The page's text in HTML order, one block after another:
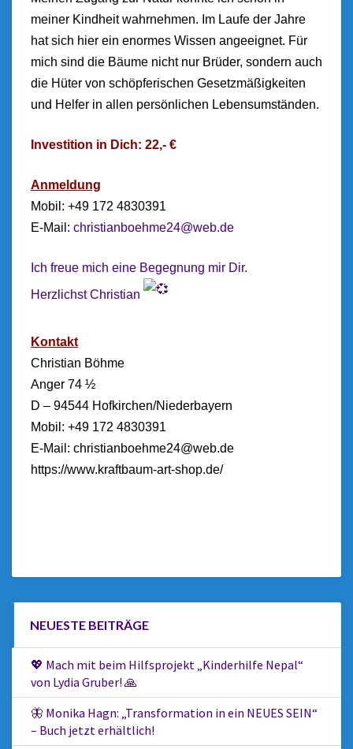
meiner Kindheit wahrnehmen. Im Laufe der Jahre
hat sich hier ein enormes Wissen angeeignet. Für
mich sind die Bäume nicht nur Brüder, sondern auch
die Hüter von schöpferischen Gesetzmäßigkeiten
und Helfer in allen persönlichen Lebensumständen.
Investition in Dich: 22,- €
Anmeldung
Mobil: +49 172 4830391
E-Mail: christianboehme24@web.de
Ich freue mich eine Begegnung mir Dir.
Herzlichst Christian
Kontakt
Christian Böhme
Anger 74 ½
D – 94544 Hofkirchen/Niederbayern
Mobil: +49 172 4830391
E-Mail: christianboehme24@web.de
https://www.kraftbaum-art-shop.de/
NEUESTE BEITRÄGE
💖 Mach mit beim Hilfsprojekt „Kinderhilfe Nepal“
von Lydia Gruber! 🙏
🦋 Monika Hagn: „Transformation in ein NEUES SEIN“
– Buch jetzt erhältlich!